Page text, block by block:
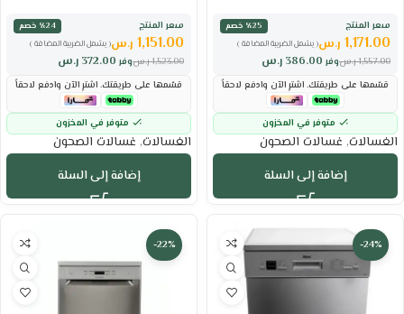
سعر المنتج
٪25 خصم
( يشمل الضريبة المضافة )
1,171.00 ر.س
وفر 386.00 ر.س 1,557.00 ر.س
قسّمها على طريقتك. اشترِ الآن وادفع لاحقاً
متوفر في المخزون
الغسالات, غسالات الصحون
إضافة إلى السلة
سعر المنتج
٪24 خصم
( يشمل الضريبة المضافة )
1,151.00 ر.س
وفر 372.00 ر.س 1,523.00 ر.س
قسّمها على طريقتك. اشترِ الآن وادفع لاحقاً
متوفر في المخزون
الغسالات, غسالات الصحون
إضافة إلى السلة
-24%
-22%